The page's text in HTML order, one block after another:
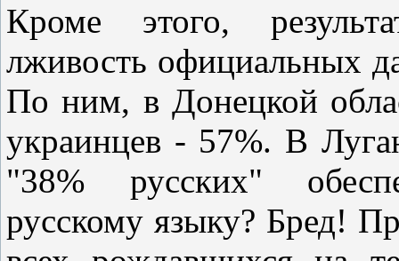
Кроме этого,
лживость официальных
По ним, в Донецкой
украинцев - 57%. В
"38% русских"
русскому языку? Бред!